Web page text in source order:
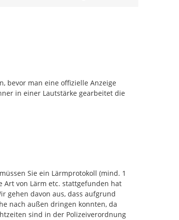
bevor man eine offizielle Anzeige
in einer Lautstärke gearbeitet die
Sie ein Lärmprotokoll (mind. 1
Art von Lärm etc. stattgefunden hat
gehen davon aus, dass aufgrund
nach außen dringen konnten, da
sind in der Polizeiverordnung